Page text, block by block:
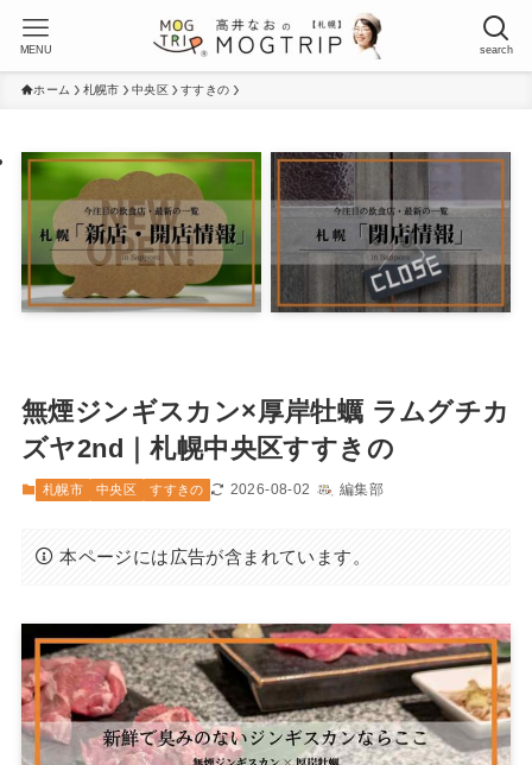
search
MENU
ホーム 札幌市 中央区 すすきの
無煙ジンギスカン×厚岸牡蠣 ラムグチカ
ズヤ2nd｜札幌中央区すすきの
札幌市 中央区 すすきの 2026-08-02 編集部
本ページには広告が含まれています。